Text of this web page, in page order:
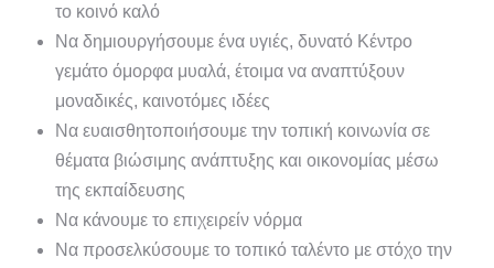
το κοινό καλό
Να δημιουργήσουμε ένα υγιές, δυνατό Κέντρο
γεμάτο όμορφα μυαλά, έτοιμα να αναπτύξουν
μοναδικές, καινοτόμες ιδέες
Να ευαισθητοποιήσουμε την τοπική κοινωνία σε
θέματα βιώσιμης ανάπτυξης και οικονομίας μέσω
της εκπαίδευσης
Να κάνουμε το επιχειρείν νόρμα
Να προσελκύσουμε το τοπικό ταλέντο με στόχο την